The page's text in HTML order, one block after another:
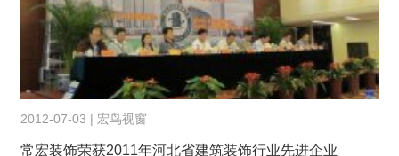
2012-07-03 | 宏鸟视窗
常宏装饰荣获2011年河北省建筑装饰行业先进企业